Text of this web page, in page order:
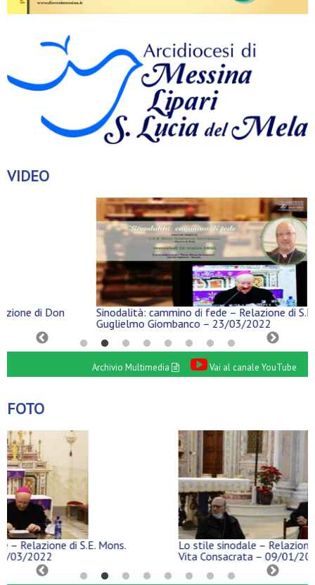
VIDEO
Sinodalità: cammino di fede – Relazione di S.E. Mons.
Guglielmo Giombanco – 23/03/2022
Archivio Multimedia Vai al canale YouTube
FOTO
Lo stile sinodale – Relazione del Card. Mario Grech con la
Vita Consacrata – 09/01/2022